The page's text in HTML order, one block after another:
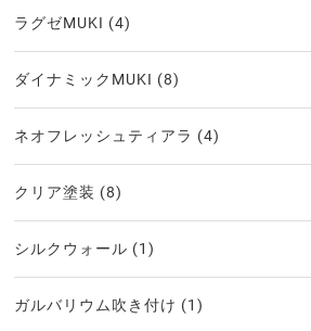
ラグゼMUKI (4)
ダイナミックMUKI (8)
ネオフレッシュティアラ (4)
クリア塗装 (8)
シルクウォール (1)
ガルバリウム吹き付け (1)